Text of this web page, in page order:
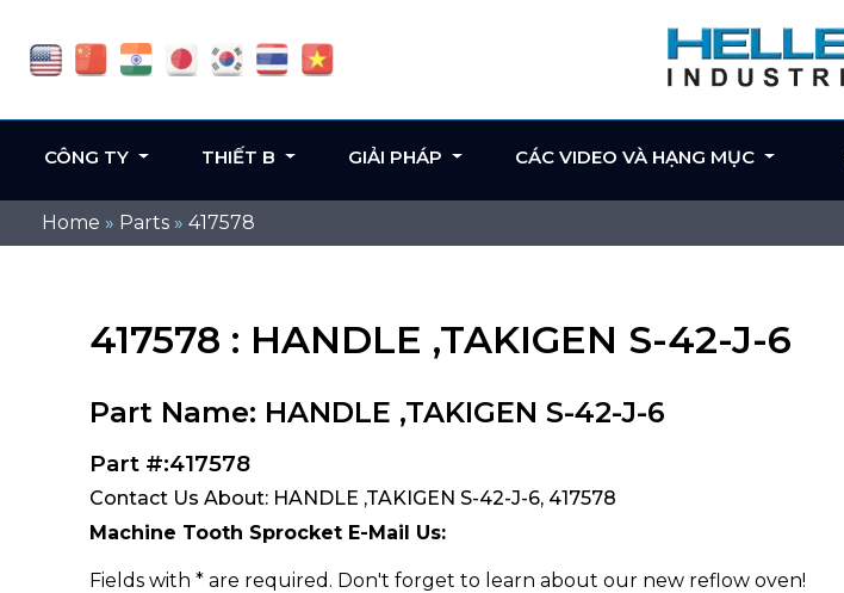
Home » Parts » 417578
417578 : HANDLE ,TAKIGEN S-42-J-6
Part Name: HANDLE ,TAKIGEN S-42-J-6
Part #:417578
Contact Us About: HANDLE ,TAKIGEN S-42-J-6, 417578
Machine Tooth Sprocket E-Mail Us:
Fields with * are required. Don't forget to learn about our new reflow oven!
CÔNG TY THIẾT B GIẢI PHÁP CÁC VIDEO VÀ HẠNG MỤC